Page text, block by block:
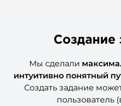
Мы сделали
интуитивно понятный
Создать задание
пользователь